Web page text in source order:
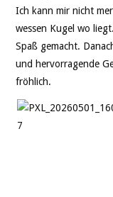
Ich kann mir nicht
wessen Kugel wo
Spaß gemacht.
und hervorragende
fröhlich.